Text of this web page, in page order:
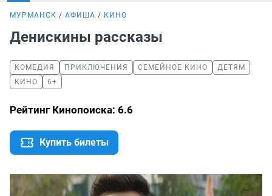
МУРМАНСК АФИША КИНО
Денискины рассказы
КОМЕДИЯ ПРИКЛЮЧЕНИЯ СЕМЕЙНОЕ КИНО
ДЕТЯМ
КИНО
6+
Рейтинг Кинопоиска: 6.6
Купить билеты